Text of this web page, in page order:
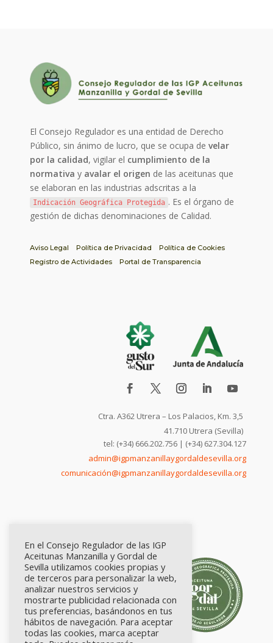
El Consejo Regulador es una entidad de Derecho
Público, sin ánimo de lucro, que se ocupa develar
por la calidad, vigilar el cumplimiento de la
normativa y avalar el origen de las aceitunas que
se elaboran en las industrias adscritas a la
Indicación Geográfica Protegida . Es el órgano de
gestión de dichas denominaciones de Calidad.
Aviso Legal Política de Privacidad
Política de Cookies
Registro de Actividades
Portal de Transparencia
Ctra. A362 Utrera – Los Palacios, Km. 3,5
41.710 Utrera (Sevilla)
tel: (+34) 666.202.756 | (+34) 627.304.127
admin@igpmanzanillaygordaldesevilla.org
comunicación@igpmanzanillaygordaldesevilla.org
En el Consejo Regulador de las IGP
Aceitunas Manzanilla y Gordal de
Sevilla utilizamos cookies propias y
de terceros para personalizar la web,
analizar nuestros servicios y
mostrarte publicidad relacionada con
tus preferencias, basándonos en tus
hábitos de navegación. Para aceptar
todas las cookies, marca aceptar